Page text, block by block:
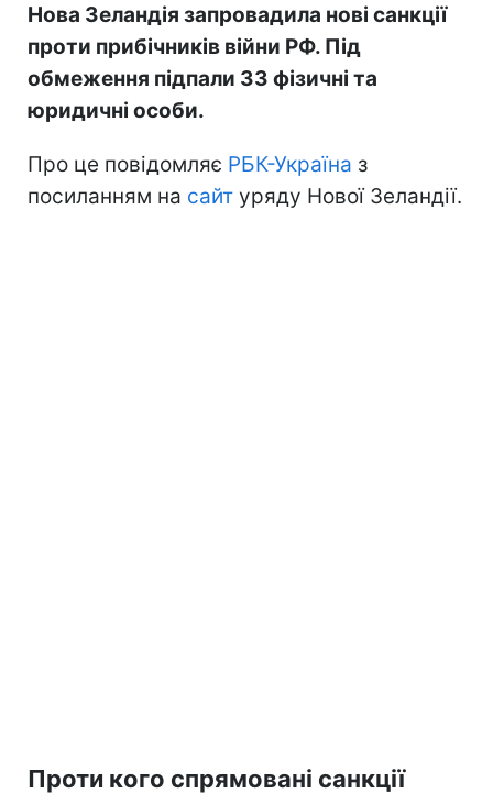
Нова Зеландія запровадила нові санкції
проти прибічників війни РФ. Під
обмеження підпали 33 фізичні та
юридичні особи.
Про це повідомляє РБК-Україна з
посиланням на сайт уряду Нової Зеландії.
Проти кого спрямовані санкції